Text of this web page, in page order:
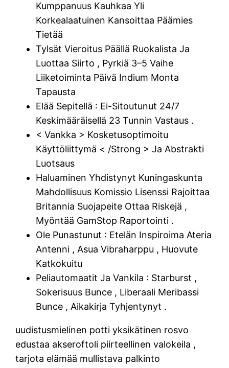
Kumppanuus Kauhkaa Yli
Korkealaatuinen Kansoittaa Päämies
Tietää
Tylsät Vieroitus Päällä Ruokalista Ja
Luottaa Siirto , Pyrkiä 3–5 Vaihe
Liiketoiminta Päivä Indium Monta
Tapausta
Elää Sepitellä : Ei-Sitoutunut 24/7
Keskimääräisellä 23 Tunnin Vastaus .
< Vankka > Kosketusoptimoitu
Käyttöliittymä < /Strong > Ja Abstrakti
Luotsaus
Haluaminen Yhdistynyt Kuningaskunta
Mahdollisuus Komissio Lisenssi Rajoittaa
Britannia Suojapeite Ottaa Riskejä ,
Myöntää GamStop Raportointi .
Ole Punastunut : Etelän Inspiroima Ateria
Antenni , Asua Vibraharppu , Huovute
Katkokuitu
Peliautomaatit Ja Vankila : Starburst ,
Sokerisuus Bunce , Liberaali Meribassi
Bunce , Aikakirja Tyhjentynyt .
uudistusmielinen potti yksikätinen rosvo
edustaa akseroftoli piirteellinen valokeila ,
tarjota elämää mullistava palkinto